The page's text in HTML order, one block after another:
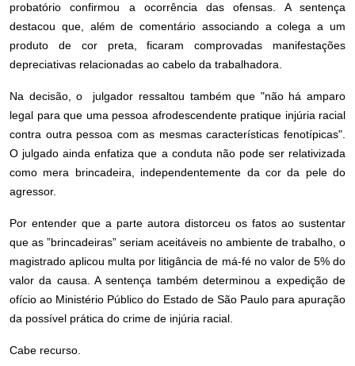
probatório confirmou a ocorrência das ofensas. A sentença
destacou que, além de comentário associando a colega a um
produto de cor preta, ficaram comprovadas manifestações
depreciativas relacionadas ao cabelo da trabalhadora.
Na decisão, o julgador ressaltou também que "não há amparo
legal para que uma pessoa afrodescendente pratique injúria racial
contra outra pessoa com as mesmas características fenotípicas".
O julgado ainda enfatiza que a conduta não pode ser relativizada
como mera brincadeira, independentemente da cor da pele do
agressor.
Por entender que a parte autora distorceu os fatos ao sustentar
que as ”brincadeiras” seriam aceitáveis no ambiente de trabalho, o
magistrado aplicou multa por litigância de má-fé no valor de 5% do
valor da causa. A sentença também determinou a expedição de
ofício ao Ministério Público do Estado de São Paulo para apuração
da possível prática do crime de injúria racial.
Cabe recurso.